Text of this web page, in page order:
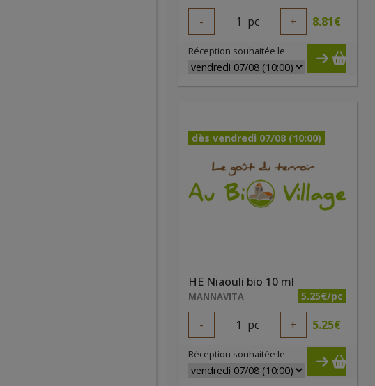
- 1 pc + 8.81€
Réception souhaitée le
dès vendredi 07/08 (10:00)
HE Niaouli bio 10 ml
MANNAVITA 5.25€/pc
- 1 pc + 5.25€
Réception souhaitée le